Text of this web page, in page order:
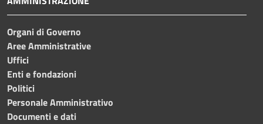
Organi di Governo
Aree Amministrative
Uffici
Enti e fondazioni
Politici
Personale Amministrativo
Documenti e dati